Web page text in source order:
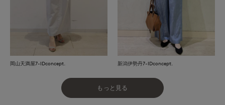
岡山天満屋7-IDconcept. 新潟伊勢丹7-IDconcept.
もっと見る